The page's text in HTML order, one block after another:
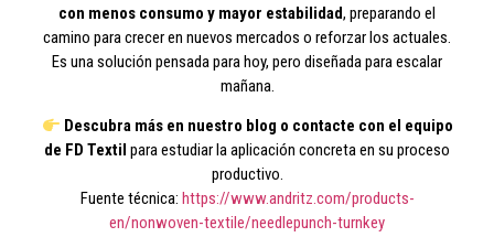
con menos consumo y mayor estabilidad, preparando el
camino para crecer en nuevos mercados o reforzar los actuales.
Es una solución pensada para hoy, pero diseñada para escalar
mañana.
Descubra más en nuestro blog o contacte con el equipo
de FD Textil para estudiar la aplicación concreta en su proceso
productivo.
Fuente técnica: https://www.andritz.com/products-
en/nonwoven-textile/needlepunch-turnkey